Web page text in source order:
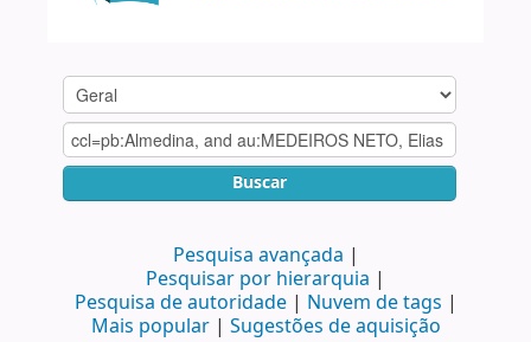
Buscar
Pesquisa avançada
Pesquisar por hierarquia
Pesquisa de autoridade
Nuvem de tags
Mais popular
Sugestões de aquisição